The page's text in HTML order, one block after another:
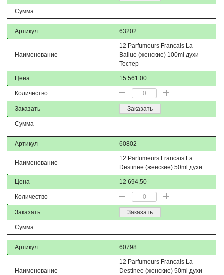
Сумма
Артикул 63202
Наименование
12 Parfumeurs Francais La
Ballue (женские) 100ml духи -
Тестер
Цена 15 561.00
Количество
Заказать Заказать
Сумма
Артикул 60802
Наименование
12 Parfumeurs Francais La
Destinee (женские) 50ml духи
Цена 12 694.50
Количество
Заказать Заказать
Сумма
Артикул 60798
Наименование
12 Parfumeurs Francais La
Destinee (женские) 50ml духи -